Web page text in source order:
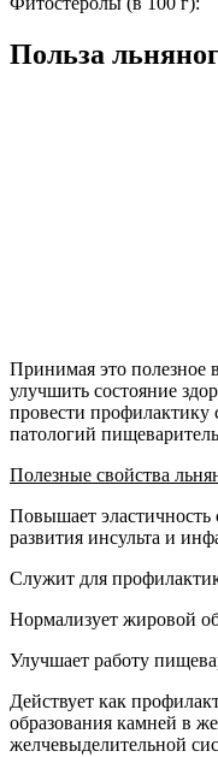
Польза
Принимая это полезное
улучшить состояние
провести профилактику
патологий
Полезные свойства
Повышает эластичность
развития инсульта и
Служит для
Нормализует жировой
Улучшает работу
Действует как
образования камней в
желчевыделительной